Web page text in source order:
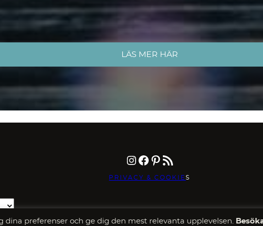
LÄS MER HÄR
Instagram Facebook Pinterest RSS-flöde
PRIVACY & COOKIES
r
preferenser och ge dig den mest relevanta upplevelsen.